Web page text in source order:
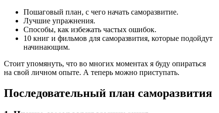
Пошаговый план, с чего начать саморазвитие.
Лучшие упражнения.
Способы, как избежать частых ошибок.
10 книг и фильмов для саморазвития, которые подойдут
начинающим.
Стоит упомянуть, что во многих моментах я буду опираться
на свой личном опыте. А теперь можно приступать.
Последовательный план саморазвития